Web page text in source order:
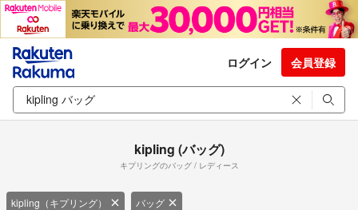
ログイン 会員登録
kipling (バッグ)
キプリングのバッグ / レディース
kipling（キプリング） バッグ